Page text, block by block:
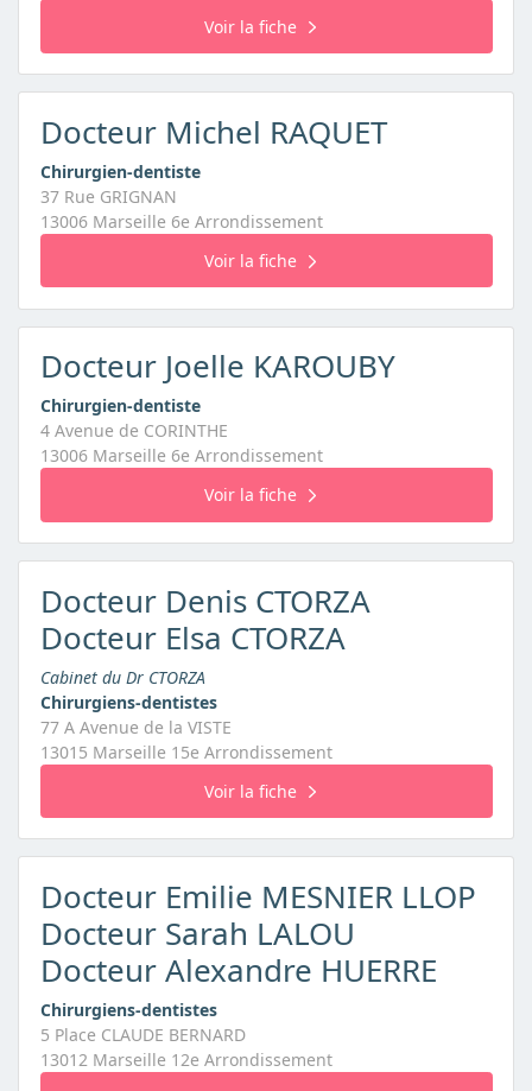
Voir la fiche
Docteur Michel RAQUET
Chirurgien-dentiste
37 Rue GRIGNAN
13006 Marseille 6e Arrondissement
Voir la fiche
Docteur Joelle KAROUBY
Chirurgien-dentiste
4 Avenue de CORINTHE
13006 Marseille 6e Arrondissement
Voir la fiche
Docteur Denis CTORZA
Docteur Elsa CTORZA
Cabinet du Dr CTORZA
Chirurgiens-dentistes
77 A Avenue de la VISTE
13015 Marseille 15e Arrondissement
Voir la fiche
Docteur Emilie MESNIER LLOP
Docteur Sarah LALOU
Docteur Alexandre HUERRE
Chirurgiens-dentistes
5 Place CLAUDE BERNARD
13012 Marseille 12e Arrondissement